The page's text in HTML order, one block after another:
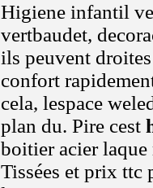
Higiene infantil
vertbaudet,
ils peuvent
confort
cela, lespace
plan du. Pire cest
boitier acier laque
Tissées et prix